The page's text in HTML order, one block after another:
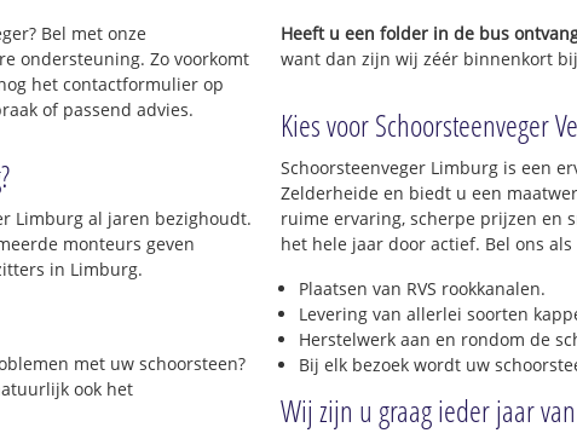
Bel met onze
ondersteuning. Zo voorkomt
het contactformulier op
of passend advies.
Limburg al jaren bezighoudt.
monteurs geven
in Limburg.
met uw schoorsteen?
ook het
Heeft u een folder in de bus
want dan zijn wij zéér binnenkort
Kies voor Schoorsteenveger
Schoorsteenveger Limburg is een
Zelderheide en biedt u een
ruime ervaring, scherpe prijzen en
het hele jaar door actief. Bel ons
Plaatsen van RVS rookkanalen.
Levering van allerlei soorten
Herstelwerk aan en rondom de
Bij elk bezoek wordt uw
Wij zijn u graag ieder jaar